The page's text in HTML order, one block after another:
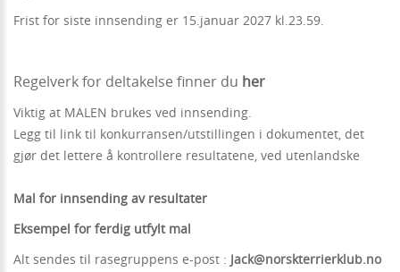
Frist for siste innsending er 15.januar 2027 kl.23.59.
Regelverk for deltakelse finner du her
Viktig at MALEN brukes ved innsending.
Legg til link til konkurransen/utstillingen i dokumentet, det
gjør det lettere å kontrollere resultatene, ved utenlandske
Mal for innsending av resultater
Eksempel for ferdig utfylt mal
Alt sendes til rasegruppens e-post : Jack@norskterrierklub.no